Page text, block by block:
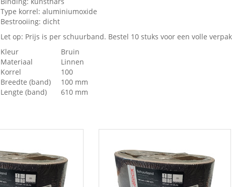
Type korrel: aluminiumoxide
Bestrooiing: dicht
Let op: Prijs is per schuurband. Bestel 10 stuks voor een volle
Kleur
Bruin
Materiaal
Linnen
Korrel
100
Breedte (band)
100 mm
Lengte (band)
610 mm